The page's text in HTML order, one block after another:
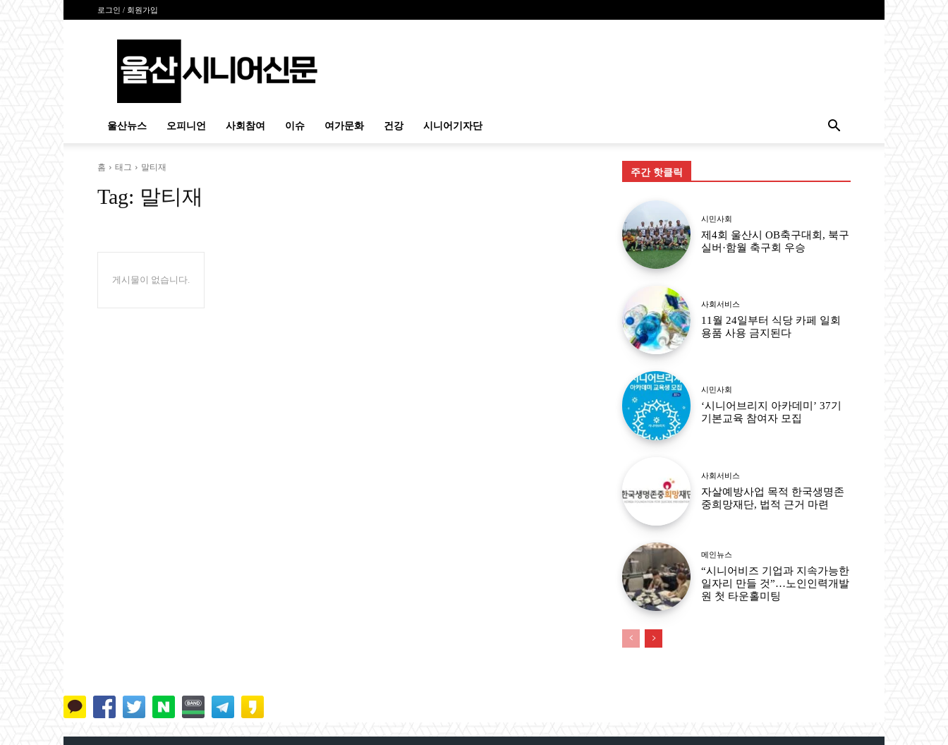
로그인 / 회원가입
시
울산뉴스 오피니언 사회참여 이슈 여가문화 건강 시니어기자단
홈 태그 말티재
Tag: 말티재
게시물이 없습니다.
주간 핫클릭
시민사회
제4회 울산시 OB축구대회, 북구
실버·함월 축구회 우승
사회서비스
11월 24일부터 식당 카페 일회
용품 사용 금지된다
시민사회
‘시니어브리지 아카데미’ 37기
기본교육 참여자 모집
사회서비스
자살예방사업 목적 한국생명존
중희망재단, 법적 근거 마련
메인뉴스
“시니어비즈 기업과 지속가능한
일자리 만들 것”…노인인력개발
원 첫 타운홀미팅